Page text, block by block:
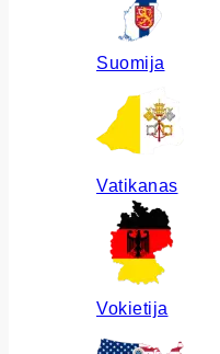
Suomija
Vatikanas
Vokietija